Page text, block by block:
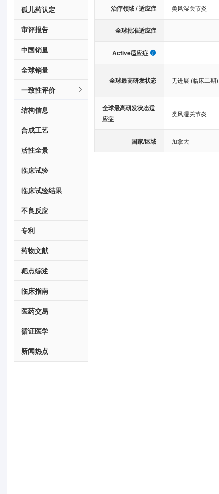
孤儿药认定
审评报告
中国销量
全球销量
一致性评价
结构信息
合成工艺
活性全景
临床试验
临床试验结果
不良反应
专利
药物文献
靶点综述
临床指南
医药交易
循证医学
新闻热点
治疗领域 / 适应症 类风湿关节炎
全球批准适应症
Active适应症
全球最高研发状态 无进展 (临床二期)
全球最高研发状态适
应症
类风湿关节炎
国家/区域 加拿大